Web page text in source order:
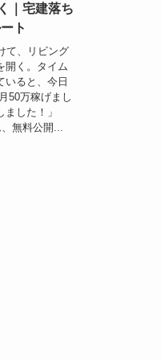
｜宅建落ち
ト
て、リビング
開く。タイム
いると、今日
50万稼げまし
した！」
無料公開...